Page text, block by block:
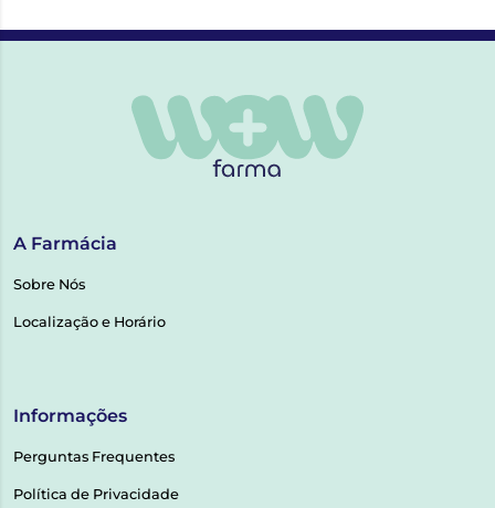
A Farmácia
Sobre Nós
Localização e Horário
Informações
Perguntas Frequentes
Política de Privacidade